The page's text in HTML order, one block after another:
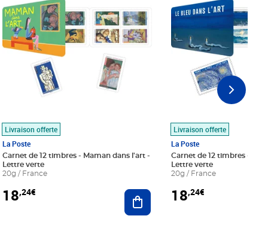
au panier
Livraison offerte
La Poste
Carnet de 12 timbres - Maman dans l'art -
Lettre verte
20g / France
18,24€ Ajouter au panier
Livraison offerte
La Poste
Carnet de 12 timbres - Le
Lettre verte
20g / France
18,24€